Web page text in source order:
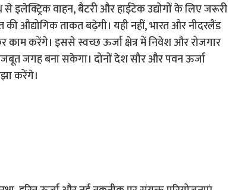
इलेक्ट्रिक वाहन, बैटरी और हाईटेक उद्योगों के लिए जरूरी
औद्योगिक ताकत बढ़ेगी। यही नहीं, भारत और नीदरलैंड
काम करेंगे। इससे स्वच्छ ऊर्जा क्षेत्र में निवेश और रोजगार
जगह बना सकेगा। दोनों देश सौर और पवन ऊर्जा
करेंगे।